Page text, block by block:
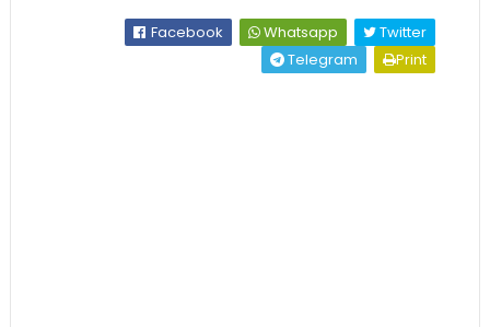
Facebook Whatsapp
Twitter
Telegram
Print